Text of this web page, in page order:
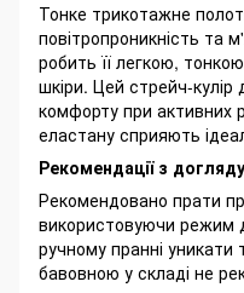
Тонке трикотажне
повітропроникність та
робить її легкою,
шкіри. Цей стрейч-
комфорту при активних
еластану сприяють
Рекомендації з догляду
Рекомендовано прати
використовуючи режим
ручному пранні уникати
бавовною у складі не